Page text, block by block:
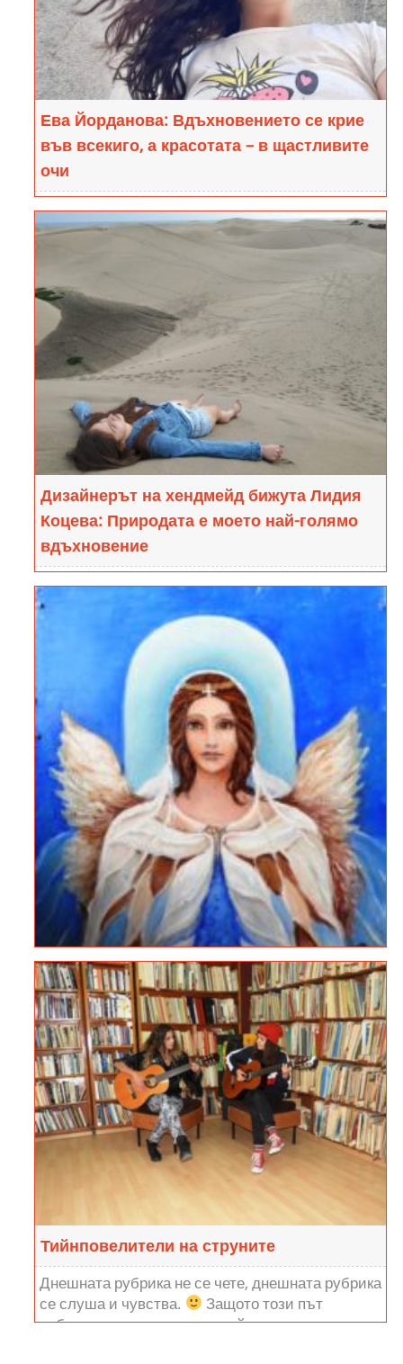
Ева Йорданова: Вдъхновението се крие
във всекиго, а красотата – в щастливите
очи
Ева Йорданова е на 13 години от Враца.
Абсолютен перфекционист във всичко, което
прави. Определя себе си като стихия. Винаги е
готова да помага на...
Дизайнерът на хендмейд бижута Лидия
Коцева: Природата е моето най-голямо
вдъхновение
Лидия Коцева е на 25 години от Враца. През
последните 7 години учи и живее в София. По
професия е 2D аниматор и вече работи в
анимационно студио. В свободното си време се
занимава с ръчна изработка на бижута. Марката
й носи закачливото име Бодил, а изкусните
произведения са достъпни за потребителите в
социалните мрежи – Фейсбук:
fb/bodilhandmade и Инстаграм:
instagram.com/bodilhandmade/ . Лидия обича
да танцува, да пътува, да твори и да
усъвършенства френския си език. Въпреки
забързания си ритъм на живот винаги намира
време да практикува йога и не спира да открива
нови занимания. От 3 години се е отдала на
танците - салса, бачата и кизомба. Пътува по
танцови фестивали и така съчетава двете най-
големи удоволствия в живота си -
Мария Исаева: На жената е заложено да
носи равновесие и красота
Пътувате много. Кое е мястото, което винаги Ви
липсва във Враца? Навръх 8 март ви срещаме с
една шармантна врачанка. Една дама, след
която всички...
Тийнповелители на струните
Днешната рубрика не се чете, днешната рубрика
се слуша и чувства.
Защото този път
избрахме да представим тийнповелителките на